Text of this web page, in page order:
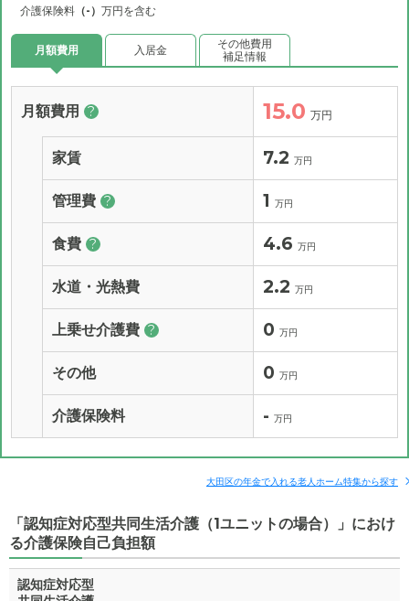
介護保険料 （-） 万円を含む
月額費用 入居金
その他費用
補足情報
月額費用 ? 15.0 万円
家賃 7.2 万円
管理費 ? 1 万円
食費 ? 4.6 万円
水道・光熱費 2.2 万円
上乗せ介護費 ? 0 万円
その他 0 万円
介護保険料 - 万円
大田区の年金で入れる老人ホーム特集から探す
「認知症対応型共同生活介護（1ユニットの場合）」におけ
る介護保険自己負担額
認知症対応型